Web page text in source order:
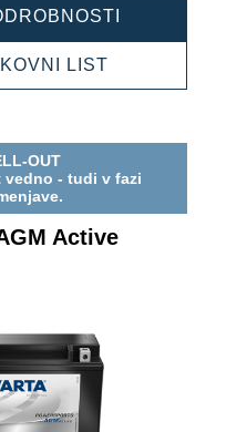
LIST
OUT
vedno - tudi v fazi
Active